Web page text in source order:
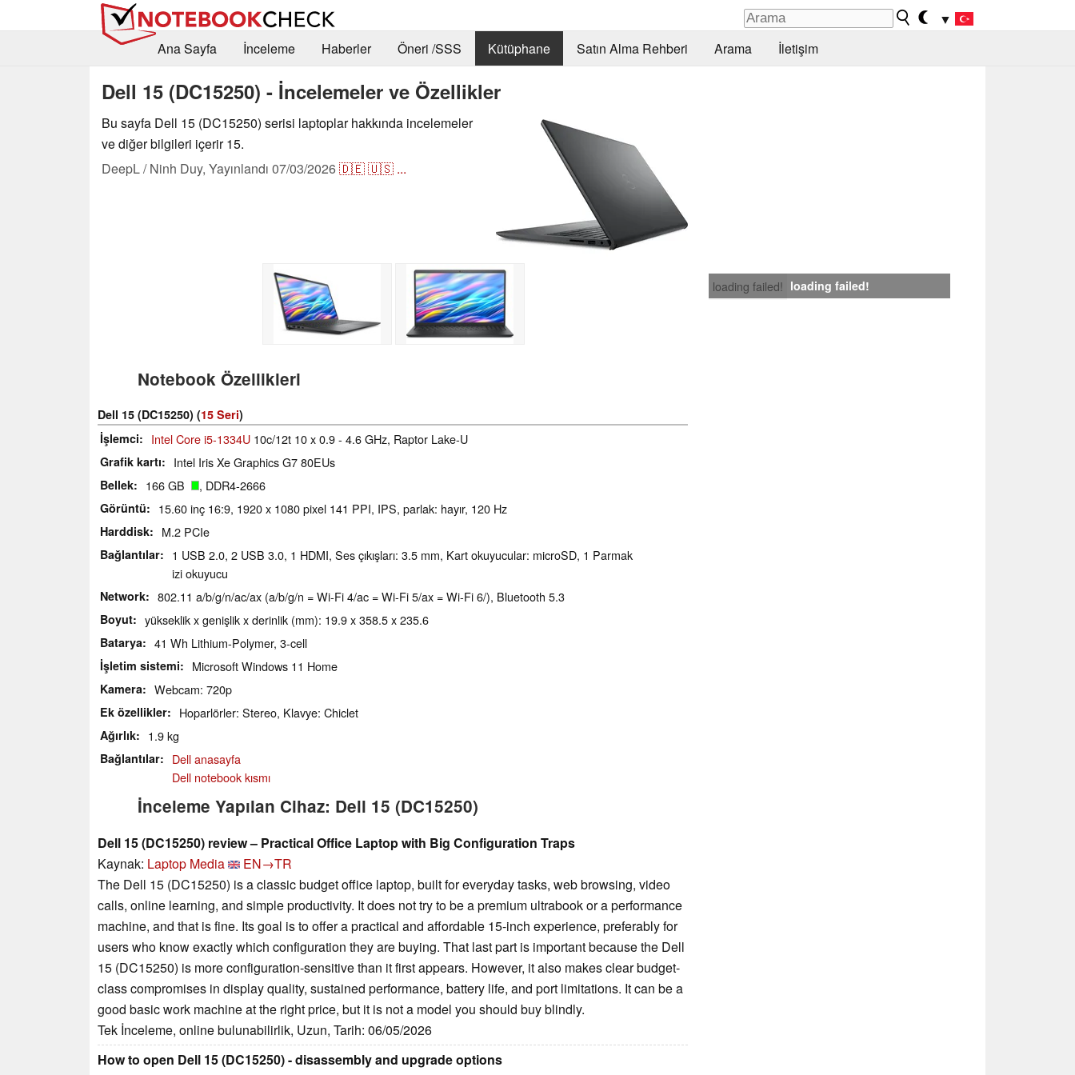
▼
Ana Sayfa
İnceleme Haberler Öneri /SSS Kütüphane Satın Alma Rehberi Arama İletişim
Dell 15 (DC15250) - İncelemeler ve Özellikler
Bu sayfa Dell 15 (DC15250) serisi laptoplar hakkında incelemeler
ve diğer bilgileri içerir 15.
DeepL / Ninh Duy, Yayınlandı 07/03/2026🇩🇪🇺🇸 ...
loading failed! loading failed!
Notebook Özellikleri
Dell 15 (DC15250) (15 Seri)
İşlemci
Intel Core i5-1334U 10c/12t 10 x 0.9 - 4.6 GHz, Raptor Lake-U
Grafik kartı Intel Iris Xe Graphics G7 80EUs
Bellek 166 GB , DDR4-2666
Görüntü 15.60 inç 16:9, 1920 x 1080 pixel 141 PPI, IPS, parlak: hayır, 120 Hz
Harddisk M.2 PCIe
Bağlantılar
1 USB 2.0, 2 USB 3.0, 1 HDMI, Ses çıkışları: 3.5 mm, Kart okuyucular: microSD, 1 Parmak
izi okuyucu
Network 802.11 a/b/g/n/ac/ax (a/b/g/n = Wi-Fi 4/ac = Wi-Fi 5/ax = Wi-Fi 6/), Bluetooth 5.3
Boyut yükseklik x genişlik x derinlik (mm): 19.9 x 358.5 x 235.6
Batarya 41 Wh Lithium-Polymer, 3-cell
İşletim sistemi Microsoft Windows 11 Home
Kamera Webcam: 720p
Ek özellikler Hoparlörler: Stereo, Klavye: Chiclet
Ağırlık 1.9 kg
Bağlantılar
Dell anasayfa
Dell notebook kısmı
İnceleme Yapılan Cihaz: Dell 15 (DC15250)
Dell 15 (DC15250) review – Practical Office Laptop with Big Configuration Traps
Kaynak: Laptop Media
EN→TR
The Dell 15 (DC15250) is a classic budget office laptop, built for everyday tasks, web browsing, video
calls, online learning, and simple productivity. It does not try to be a premium ultrabook or a performance
machine, and that is fine. Its goal is to offer a practical and affordable 15-inch experience, preferably for
users who know exactly which configuration they are buying. That last part is important because the Dell
15 (DC15250) is more configuration-sensitive than it first appears. However, it also makes clear budget-
class compromises in display quality, sustained performance, battery life, and port limitations. It can be a
good basic work machine at the right price, but it is not a model you should buy blindly.
Tek İnceleme, online bulunabilirlik, Uzun, Tarih: 06/05/2026
How to open Dell 15 (DC15250) - disassembly and upgrade options